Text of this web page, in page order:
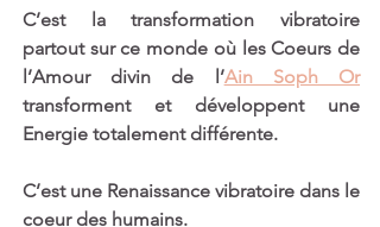
C’est la transformation vibratoire
partout sur ce monde où les Coeurs de
l’Amour divin de l’Ain Soph Or
transforment et développent une
Energie totalement différente.
C’est une Renaissance vibratoire dans le
coeur des humains.